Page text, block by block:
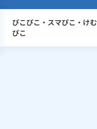
ぴこぴこ・スマぴこ・けむ
ぴこ